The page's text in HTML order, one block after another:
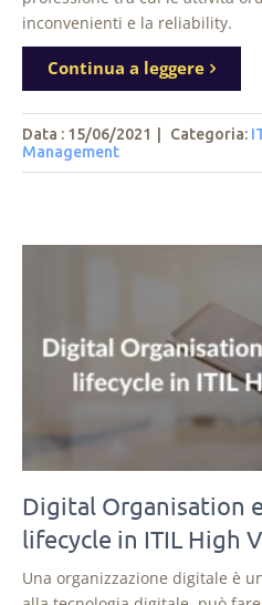
inconvenienti e la reliability.
Continua a leggere
Data : 15/06/2021 Categoria:
Management
Digital Organisation
lifecycle in ITIL High
Una organizzazione digitale è